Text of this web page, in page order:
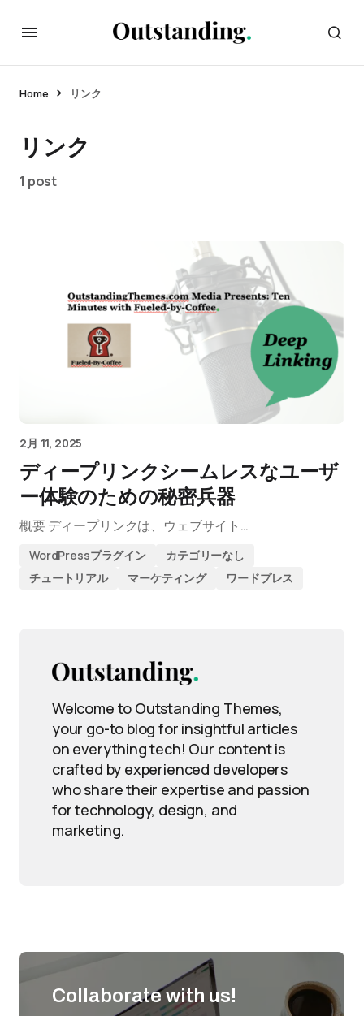
Home リンク
リンク
1 post
2月 11, 2025
ディープリンクシームレスなユーザ
ー体験のための秘密兵器
概要 ディープリンクは、ウェブサイト…
WordPressプラグイン
カテゴリーなし
チュートリアル
マーケティング ワードプレス
Welcome to Outstanding Themes,
your go-to blog for insightful articles
on everything tech! Our content is
crafted by experienced developers
who share their expertise and passion
for technology, design, and
marketing.
Collaborate with us!